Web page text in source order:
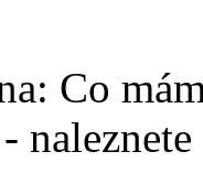
Co
naleznete